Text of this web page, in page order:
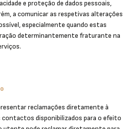
e proteção de dados pessoais,
a comunicar as respetivas alterações
especialmente quando estas
determinantemente fraturante na
reclamações diretamente à
contactos disponibilizados para o efeito